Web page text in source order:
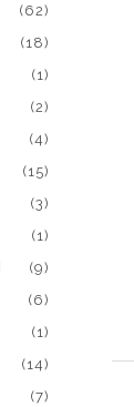
(62)
(18)
(1)
(2)
(4)
(15)
(3)
(1)
(9)
(6)
(1)
(14)
(7)